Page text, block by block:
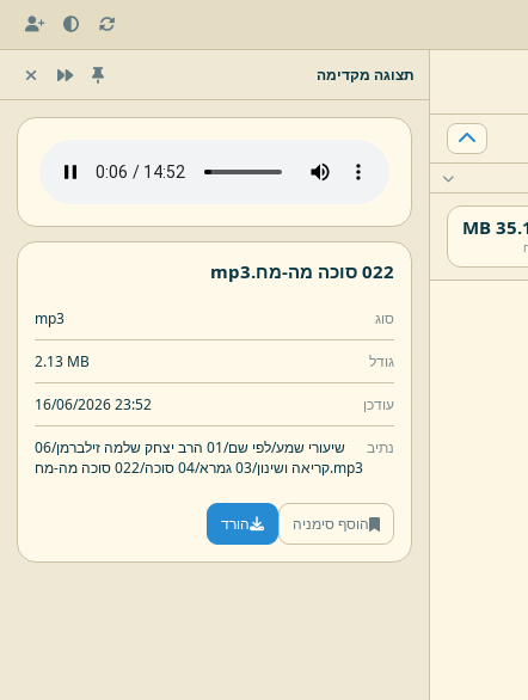
35.19
תצוגה מקדימה
022 סוכה מה- מח.mp3
סוג mp3
גודל 2.13 MB
עודכן 16/06/2026 23:52
נתיב שיעורי שמע/לפי שם/01 הרב יצחק שלמה זילברמן/
06
קריאה ושינון/03 גמרא/ 04 סוכה/ 022 סוכה מה- מח.mp3
הוסף סימניה הורד